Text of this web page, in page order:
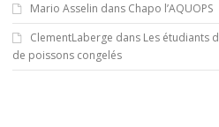
Mario Asselin dans Chapo l’AQUOPS
ClementLaberge dans Les étudiants
de poissons congelés